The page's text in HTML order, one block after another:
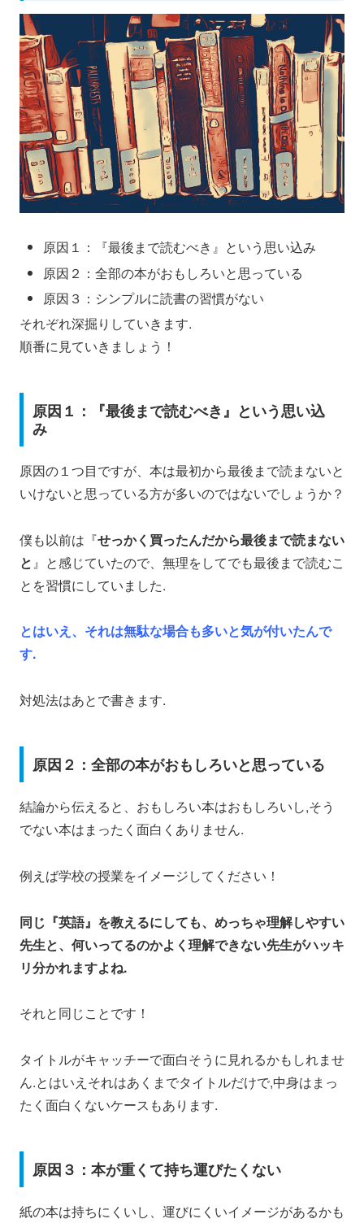
原因１：『最後まで読むべき』という思い込み
原因２：全部の本がおもしろいと思っている
原因３：シンプルに読書の習慣がない
それぞれ深掘りしていきます.
順番に見ていきましょう！
原因１：『最後まで読むべき』という思い込
み
原因の１つ目ですが、本は最初から最後まで読まないと
いけないと思っている方が多いのではないでしょうか？
僕も以前は『せっかく買ったんだから最後まで読まない
と 』と感じていたので、無理をしてでも最後まで読むこ
とを習慣にしていました.
とはいえ、それは無駄な場合も多いと気が付いたんで
す.
対処法はあとで書きます.
原因２：全部の本がおもしろいと思っている
結論から伝えると、おもしろい本はおもしろいし,そう
でない本はまったく面白くありません.
例えば学校の授業をイメージしてください！
同じ『英語』を教えるにしても、 めっちゃ理解しやすい
先生と、何いってるのかよく理解できない先生がハッキ
リ分かれますよね.
それと同じことです！
タイトルがキャッチーで面白そうに見れるかもしれませ
ん.とはいえそれはあくまでタイトルだけで,中身はまっ
たく面白くないケースもあります.
原因３：本が重くて持ち運びたくない
紙の本は持ちにくいし、運びにくいイメージがあるかも